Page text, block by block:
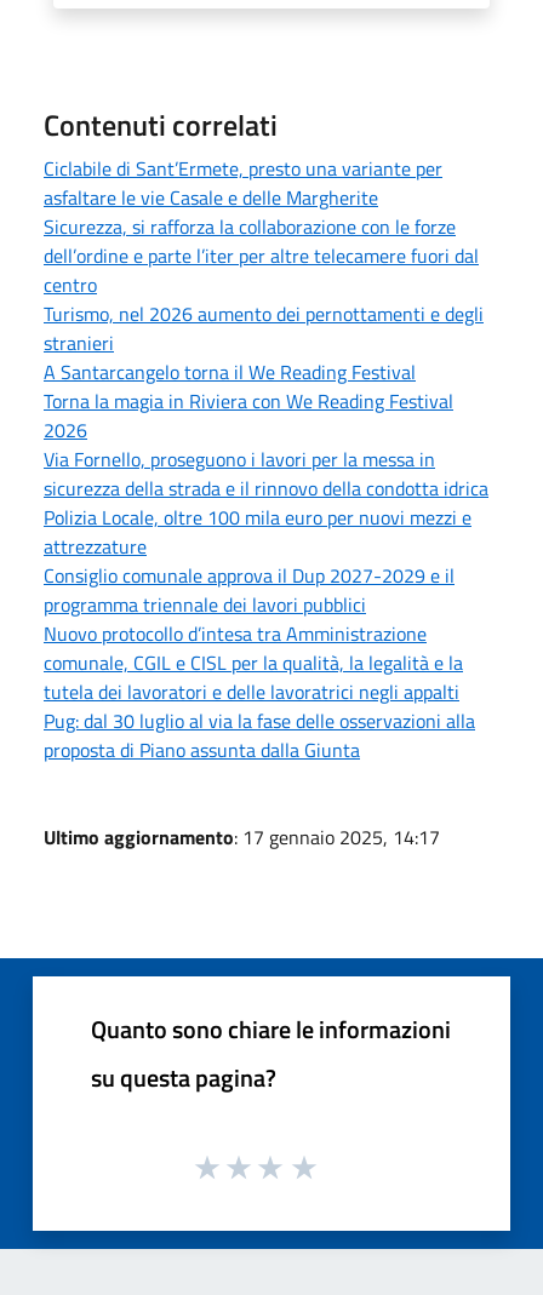
Contenuti correlati
Ciclabile di Sant’Ermete, presto una variante per
asfaltare le vie Casale e delle Margherite
Sicurezza, si rafforza la collaborazione con le forze
dell’ordine e parte l’iter per altre telecamere fuori dal
centro
Turismo, nel 2026 aumento dei pernottamenti e degli
stranieri
A Santarcangelo torna il We Reading Festival
Torna la magia in Riviera con We Reading Festival
2026
Via Fornello, proseguono i lavori per la messa in
sicurezza della strada e il rinnovo della condotta idrica
Polizia Locale, oltre 100 mila euro per nuovi mezzi e
attrezzature
Consiglio comunale approva il Dup 2027-2029 e il
programma triennale dei lavori pubblici
Nuovo protocollo d’intesa tra Amministrazione
comunale, CGIL e CISL per la qualità, la legalità e la
tutela dei lavoratori e delle lavoratrici negli appalti
Pug: dal 30 luglio al via la fase delle osservazioni alla
proposta di Piano assunta dalla Giunta
Ultimo aggiornamento: 17 gennaio 2025, 14:17
Quanto sono chiare le informazioni
su questa pagina?